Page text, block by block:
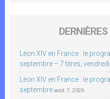
Léon XIV en France : le
septembre – 7 titres,
Léon XIV en France : le
septembre août 7, 2026